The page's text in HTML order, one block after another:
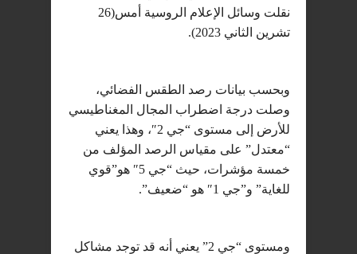
نقلت وسائل الإعلام الروسية أمس(26
تشرين الثاني 2023).
وبحسب بيانات رصد الطقس الفضائي،
وصلت درجة اضطراب المجال المغناطيسي
للأرض إلى مستوى “جي 2″، وهذا يعني
“معتدل” على مقياس الرصد المؤلف من
خمسة مؤشرات، حيث “جي 5″ هو”قوي
للغاية” و”جي 1″ هو “ضعيف”.
ومستوى “جي 2” يعني أنه قد توجد مشاكل